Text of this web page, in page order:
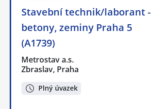
Stavební technik/laborant -
betony, zeminy Praha 5
(A1739)
Metrostav a.s.
Zbraslav, Praha
Plný úvazek